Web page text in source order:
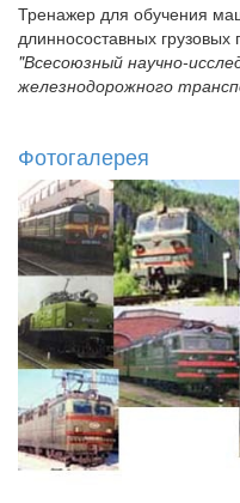
Тренажер для обучения
длинносоставных грузовых
"Всесоюзный научно-
железнодорожного
Фотогалерея